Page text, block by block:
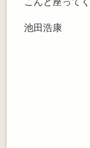
池田浩康